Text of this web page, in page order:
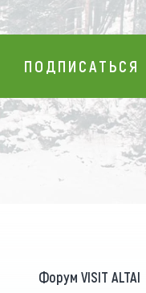
ПОДПИСАТЬСЯ
ПОДПИСАТЬСЯ
Форум VISIT ALTAI